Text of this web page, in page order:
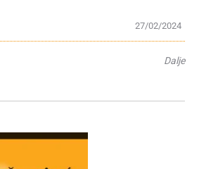
27/02/2024
Dalje